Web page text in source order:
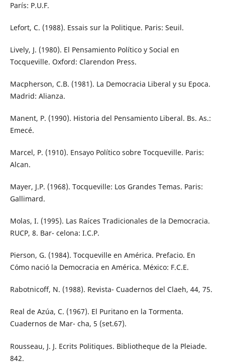
París: P.U.F.
Lefort, C. (1988). Essais sur la Politique. Paris: Seuil.
Lively, J. (1980). El Pensamiento Político y Social en
Tocqueville. Oxford: Clarendon Press.
Macpherson, C.B. (1981). La Democracia Liberal y su Epoca.
Madrid: Alianza.
Manent, P. (1990). Historia del Pensamiento Liberal. Bs. As.:
Emecé.
Marcel, P. (1910). Ensayo Político sobre Tocqueville. Paris:
Alcan.
Mayer, J.P. (1968). Tocqueville: Los Grandes Temas. Paris:
Gallimard.
Molas, I. (1995). Las Raíces Tradicionales de la Democracia.
RUCP, 8. Bar- celona: I.C.P.
Pierson, G. (1984). Tocqueville en América. Prefacio. En
Cómo nació la Democracia en América. México: F.C.E.
Rabotnicoff, N. (1988). Revista- Cuadernos del Claeh, 44, 75.
Real de Azúa, C. (1967). El Puritano en la Tormenta.
Cuadernos de Mar- cha, 5 (set.67).
Rousseau, J. J. Ecrits Politiques. Bibliotheque de la Pleiade.
842.